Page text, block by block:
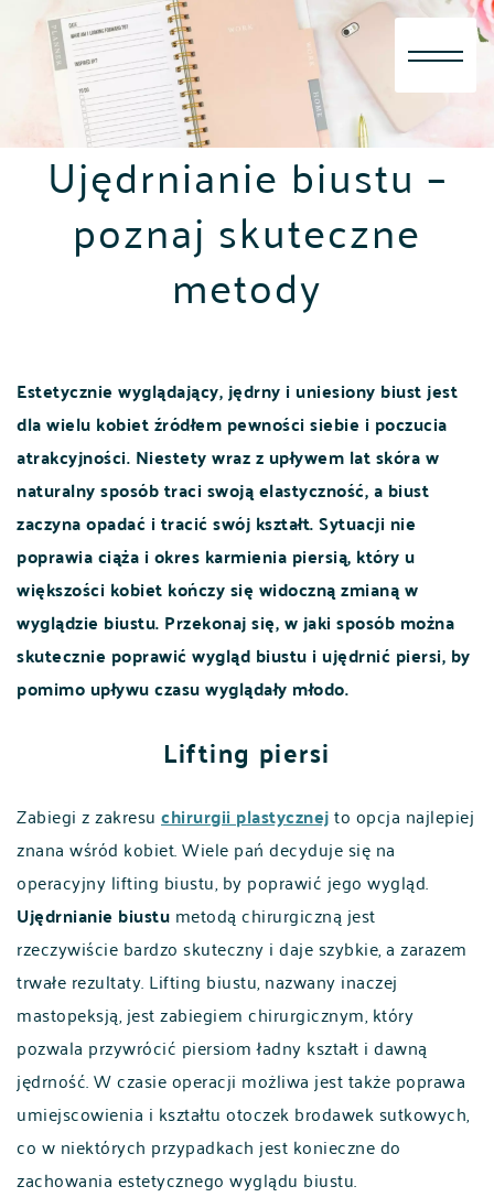
content
Ujędrnianie biustu –
poznaj skuteczne
metody
Estetycznie wyglądający, jędrny i uniesiony biust jest
dla wielu kobiet źródłem pewności siebie i poczucia
atrakcyjności. Niestety wraz z upływem lat skóra w
naturalny sposób traci swoją elastyczność, a biust
zaczyna opadać i tracić swój kształt. Sytuacji nie
poprawia ciąża i okres karmienia piersią, który u
większości kobiet kończy się widoczną zmianą w
wyglądzie biustu. Przekonaj się, w jaki sposób można
skutecznie poprawić wygląd biustu i ujędrnić piersi, by
pomimo upływu czasu wyglądały młodo.
Lifting piersi
Zabiegi z zakresu chirurgii plastycznejto opcja najlepiej
znana wśród kobiet. Wiele pań decyduje się na
operacyjny lifting biustu, by poprawić jego wygląd.
Ujędrnianie biustu metodą chirurgiczną jest
rzeczywiście bardzo skuteczny i daje szybkie, a zarazem
trwałe rezultaty. Lifting biustu, nazwany inaczej
mastopeksją, jest zabiegiem chirurgicznym, który
pozwala przywrócić piersiom ładny kształt i dawną
jędrność. W czasie operacji możliwa jest także poprawa
umiejscowienia i kształtu otoczek brodawek sutkowych,
co w niektórych przypadkach jest konieczne do
zachowania estetycznego wyglądu biustu.